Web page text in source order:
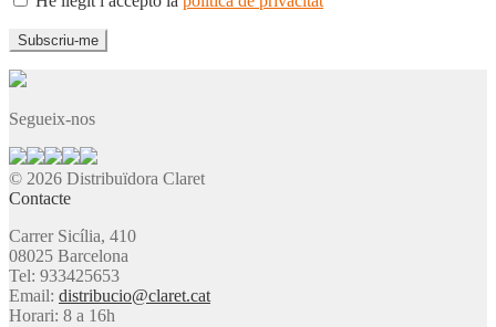
Segueix-nos
© 2026 Distribuïdora Claret
Contacte
Carrer Sicília, 410
08025 Barcelona
Tel: 933425653
Email: distribucio@claret.cat
Horari: 8 a 16h